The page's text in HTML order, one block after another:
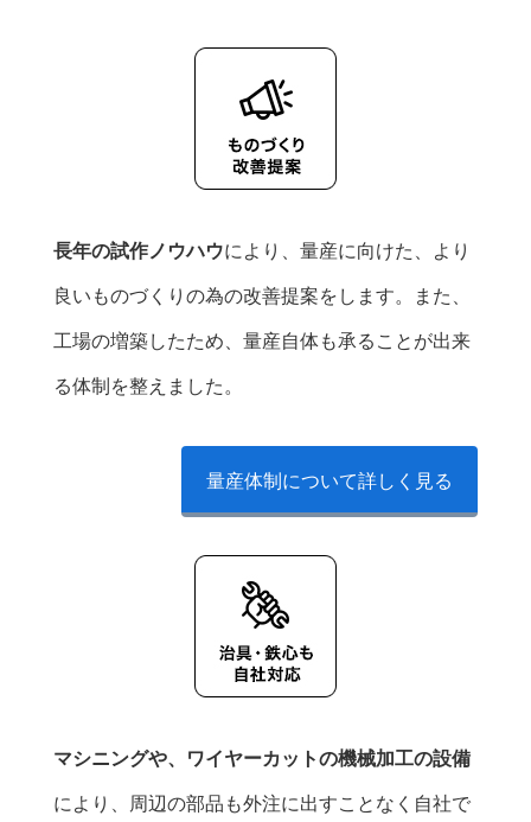
長年の試作ノウハウにより、量産に向けた、より
良いものづくりの為の改善提案をします。また、
工場の増築したため、量産自体も承ることが出来
る体制を整えました。
量産体制について詳しく見る
マシニングや、ワイヤーカットの機械加工の設備
により、周辺の部品も外注に出すことなく自社で